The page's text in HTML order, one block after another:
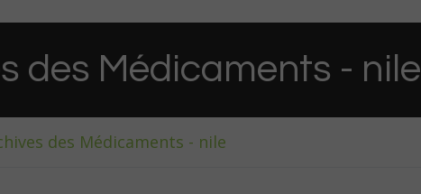
des Médicaments - nile
des Médicaments - nile